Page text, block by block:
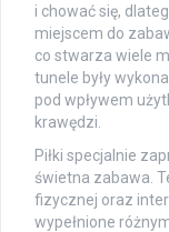
i chować się,
miejscem do
co stwarza wiele
tunele były
pod wpływem
krawędzi.
Piłki specjalnie
świetna zabawa.
fizycznej oraz
wypełnione